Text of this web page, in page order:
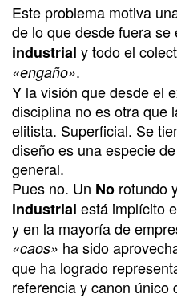
Este problema motiva
de lo que desde fuera se
industrial y todo el
«engaño».
Y la visión que desde el
disciplina no es otra que
elitista. Superficial. Se
diseño es una especie
general.
Pues no. Un No rotundo
industrial está implícito
y en la mayoría de
«caos» ha sido
que ha logrado
referencia y canon único